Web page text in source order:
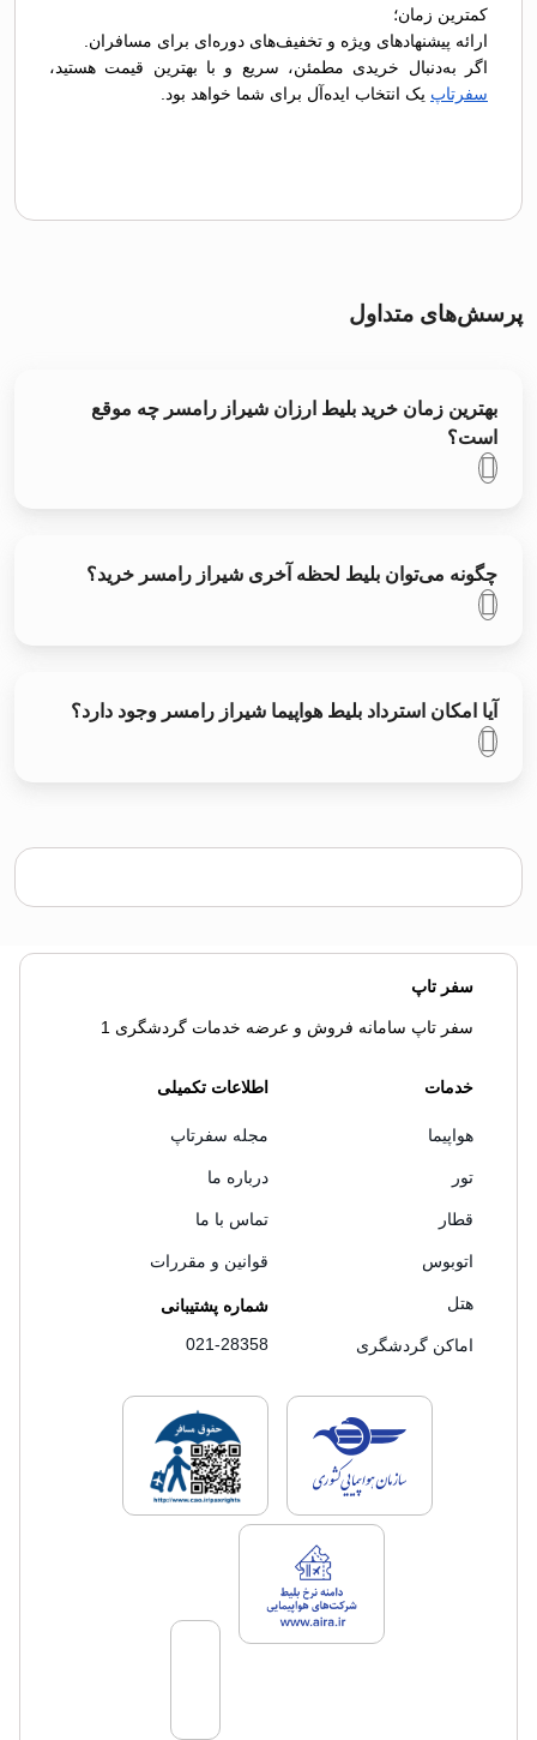
کمترین زمان؛
ارائه پیشنهادهای ویژه و تخفیف‌های دوره‌ای برای مسافران.
اگر به‌دنبال خریدی مطمئن، سریع و با بهترین قیمت هستید،
سفرتاپ یک انتخاب ایده‌آل برای شما خواهد بود.
پرسش‌های متداول
بهترین زمان خرید بلیط ارزان شیراز رامسر چه موقع
است؟
چگونه می‌توان بلیط لحظه آخری شیراز رامسر خرید؟
آیا امکان استرداد بلیط هواپیما شیراز رامسر وجود دارد؟
سفر تاپ
سفر تاپ سامانه فروش و عرضه خدمات گردشگری 1
خدمات
هواپیما
تور
قطار
اتوبوس
هتل
اماکن گردشگری
اطلاعات تکمیلی
مجله سفرتاپ
درباره ما
تماس با ما
قوانین و مقررات
شماره پشتیبانی
021-28358
لایسنس های فروش سفرتاپلایسنس های
لایسنس های فروش سفرتاپ